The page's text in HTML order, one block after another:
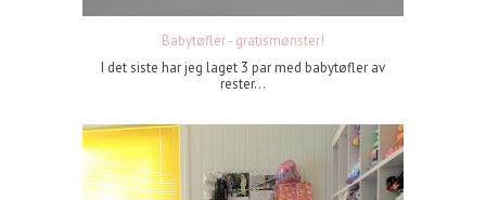
Babytøfler - gratismønster!
I det siste har jeg laget 3 par med babytøfler av
rester...